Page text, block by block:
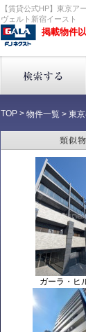
【賃貸公式HP】東京ア
ヴェルト新宿イースト
掲載物件
TOP > 物件一覧 > 東
ガーラ・ヒ